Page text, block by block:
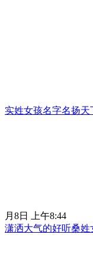
实姓女孩名字名扬
月8日 上午8:44
潇洒大气的好听桑